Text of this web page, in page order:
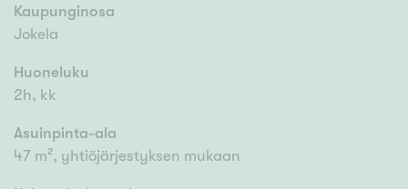
Kaupunginosa
Jokela
Huoneluku
2h, kk
Asuinpinta-ala
47 m², yhtiöjärjestyksen mukaan